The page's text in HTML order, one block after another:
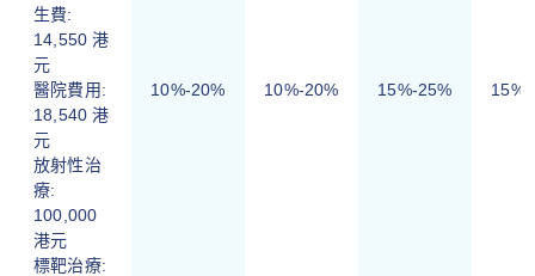
生費:
14,550 港
元
醫院費用:
18,540 港
元
放射性治
療:
100,000
港元
標靶治療:
10%-20% 10%-20% 15%-25%